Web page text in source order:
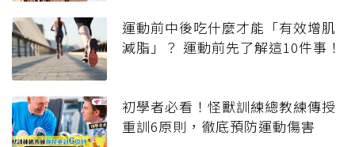
運動前中後吃什麼才能「有效增肌
減脂」？ 運動前先了解這10件事！
初學者必看！怪獸訓練總教練傳授
重訓6原則，徹底預防運動傷害